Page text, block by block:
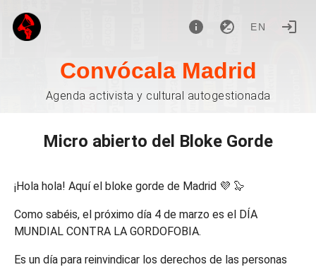
EN
Convócala Madrid
Agenda activista y cultural autogestionada
Micro abierto del Bloke Gorde
¡Hola hola! Aquí el bloke gorde de Madrid 💜 🦭
Como sabéis, el próximo día 4 de marzo es el DÍA
MUNDIAL CONTRA LA GORDOFOBIA.
Es un día para reinvindicar los derechos de las personas